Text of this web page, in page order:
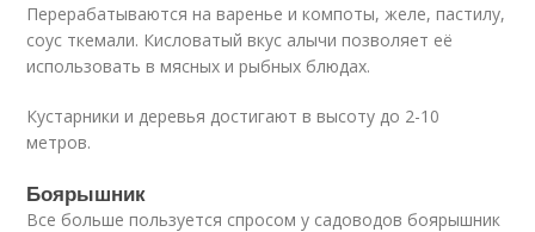
Перерабатываются на варенье и компоты, желе, пастилу,
соус ткемали. Кисловатый вкус алычи позволяет её
использовать в мясных и рыбных блюдах.
Кустарники и деревья достигают в высоту до 2-10
метров.
Боярышник
Все больше пользуется спросом у садоводов боярышник